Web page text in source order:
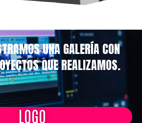
UNA GALERÍA CON
QUE REALIZAMOS.
LOGO